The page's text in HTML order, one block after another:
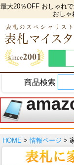
最大20％OFF おしゃれ
おしゃ
商品検索
HOME >情報ページ >